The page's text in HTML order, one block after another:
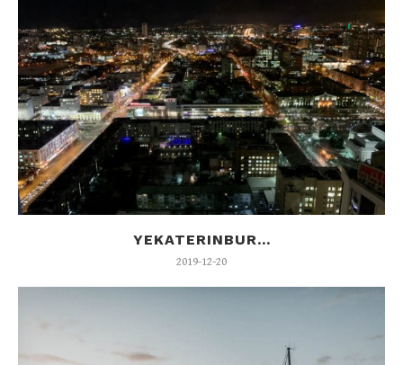
YEKATERINBUR...
2019-12-20